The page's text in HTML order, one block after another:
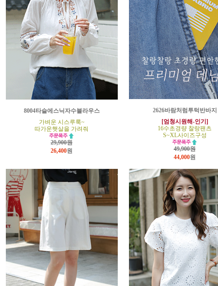
8004타슬에스닉자수블라우스
가벼운 시스루룩~
따가운햇살을 가려줘
29,900원
26,400원
2626바람처럼투턱반바지
[엄청시원해-인기]
16수초경량 찰랑팬츠
S~XL사이즈구성
49,900원
44,000원